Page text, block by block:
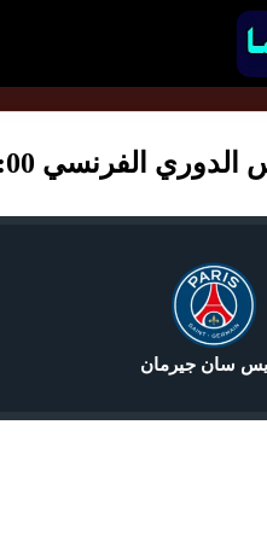
الفرنسي 6:00
سان جيرمان